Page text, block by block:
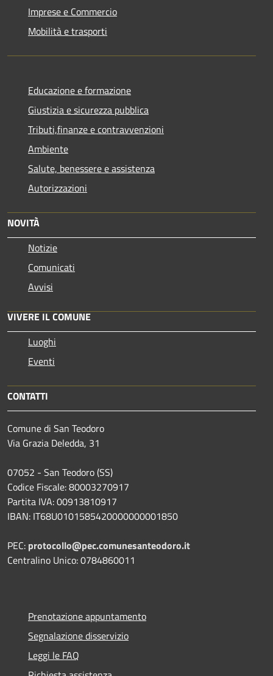
Imprese e Commercio
Mobilità e trasporti
Educazione e formazione
Giustizia e sicurezza pubblica
Tributi,finanze e contravvenzioni
Ambiente
Salute, benessere e assistenza
Autorizzazioni
NOVITÀ
Notizie
Comunicati
Avvisi
VIVERE IL COMUNE
Luoghi
Eventi
CONTATTI
Comune di San Teodoro
Via Grazia Deledda, 31
07052 - San Teodoro (SS)
Codice Fiscale: 80003270917
Partita IVA: 00913810917
IBAN: IT68U0101585420000000001850
PEC: protocollo@pec.comunesanteodoro.it
Centralino Unico: 0784860011
Prenotazione appuntamento
Segnalazione disservizio
Leggi le FAQ